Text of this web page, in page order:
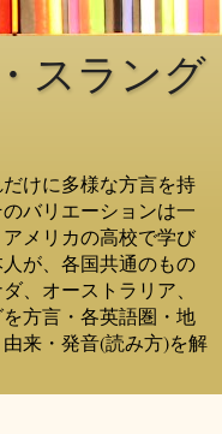
スラング
けに多様な方言を持
バリエーションは一
メリカの高校で学び
が、各国共通のもの
、オーストラリア、
方言・各英語圏・地
来・発音(読み方)を解